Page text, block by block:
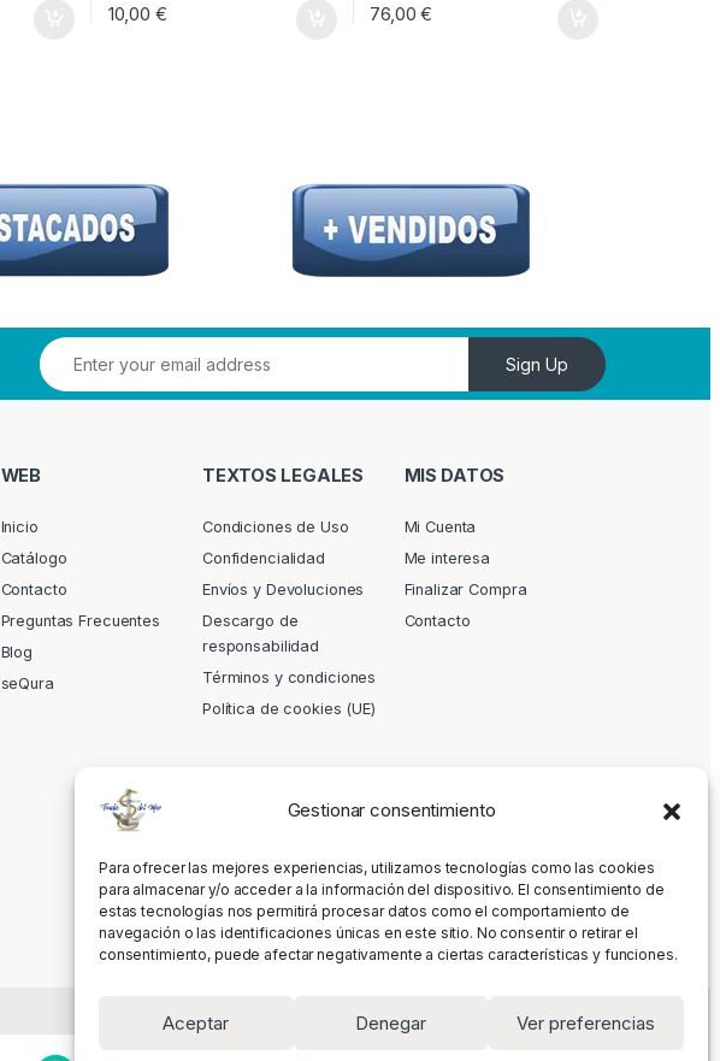
Gestionar consentimiento
Para ofrecer las mejores experiencias, utilizamos tecnologías como las cookies
para almacenar y/o acceder a la información del dispositivo. El consentimiento de
estas tecnologías nos permitirá procesar datos como el comportamiento de
navegación o las identificaciones únicas en este sitio. No consentir o retirar el
consentimiento, puede afectar negativamente a ciertas características y funciones.
Aceptar Denegar Ver preferencias
10,00 € 76,00€
Sign Up
WEB
Inicio
Catálogo
Contacto
Preguntas Frecuentes
Blog
seQura
TEXTOS LEGALES
Condiciones de Uso
Confidencialidad
Envíos y Devoluciones
Descargo de
responsabilidad
Términos y condiciones
Política de cookies (UE)
MIS DATOS
Mi Cuenta
Me interesa
Finalizar Compra
Contacto